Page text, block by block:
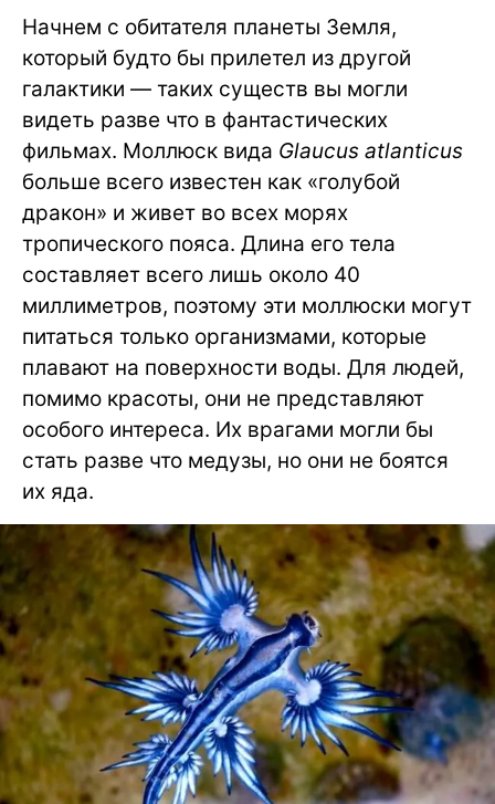
Начнем с обитателя планеты Земля,
который будто бы прилетел из другой
галактики — таких существ вы могли
видеть разве что в фантастических
фильмах. Моллюск вида Glaucus atlanticus
больше всего известен как «голубой
дракон» и живет во всех морях
тропического пояса. Длина его тела
составляет всего лишь около 40
миллиметров, поэтому эти моллюски могут
питаться только организмами, которые
плавают на поверхности воды. Для людей,
помимо красоты, они не представляют
особого интереса. Их врагами могли бы
стать разве что медузы, но они не боятся
их яда.